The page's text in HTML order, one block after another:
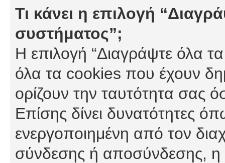
Τι κάνει η επιλογή
συστήματος”;
Η επιλογή “Διαγράψτε όλα
όλα τα cookies που έχουν
ορίζουν την ταυτότητα σας
Επίσης δίνει δυνατότητες
ενεργοποιημένη από τον
σύνδεσης ή αποσύνδεσης, η